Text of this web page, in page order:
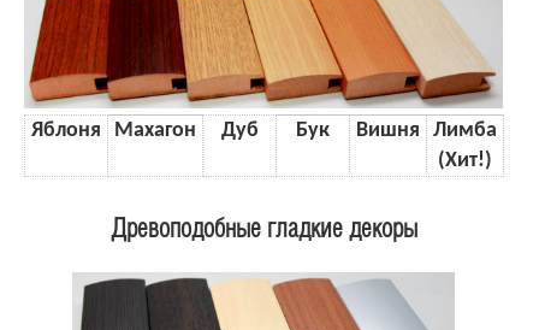
Яблоня Махагон Дуб Бук Вишня
Лимба
(Хит!)
Древоподобные гладкие декоры